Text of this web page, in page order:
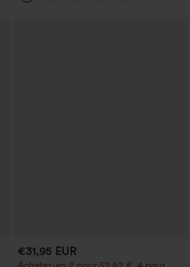
€31,95 EUR